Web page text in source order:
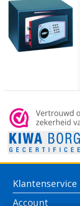
Klantenservice
Account